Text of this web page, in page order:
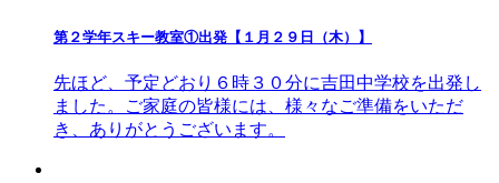
第２学年スキー教室①出発【１月２９日（木）】
先ほど、予定どおり６時３０分に吉田中学校を出発し
ました。ご家庭の皆様には、様々なご準備をいただ
き、ありがとうございます。